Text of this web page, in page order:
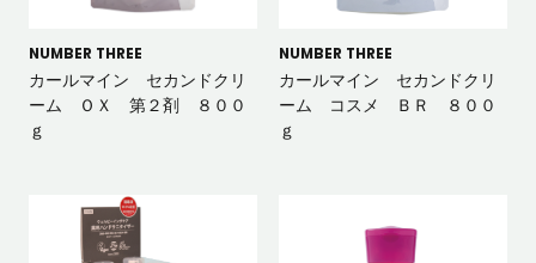
NUMBER THREE
カールマイン セカンドクリ
ーム ＯＸ 第２剤 ８００
ｇ
NUMBER THREE
カールマイン セカンドクリ
ーム コスメ ＢＲ ８００
ｇ